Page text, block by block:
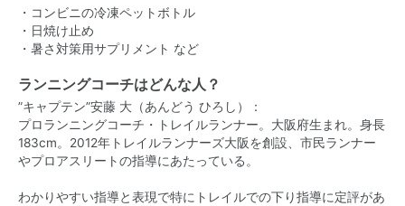
・コンビニの冷凍ペットボトル
・日焼け止め
・暑さ対策用サプリメント など
ランニングコーチはどんな人？
”キャプテン”安藤 大（あんどう ひろし）：
プロランニングコーチ・トレイルランナー。大阪府生まれ。身長
183cm。2012年トレイルランナーズ大阪を創設、市民ランナー
やプロアスリートの指導にあたっている。
わかりやすい指導と表現で特にトレイルでの下り指導に定評があ